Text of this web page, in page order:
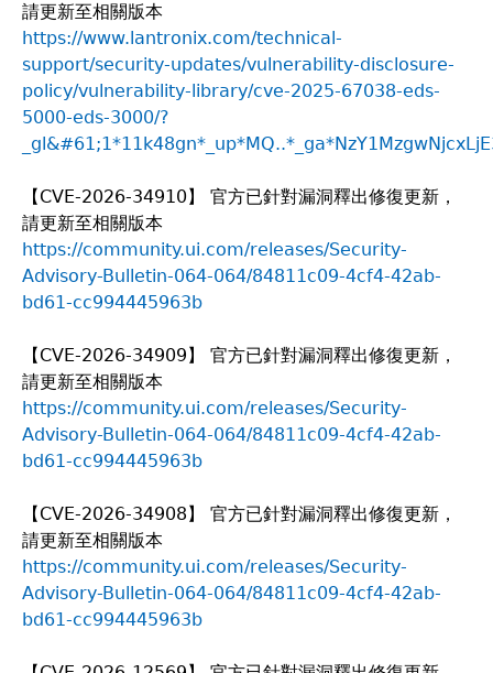
請更新至相關版本
https://www.lantronix.com/technical-
support/security-updates/vulnerability-disclosure-
policy/vulnerability-library/cve-2025-67038-eds-
5000-eds-3000/?
【CVE-2026-34910】 官方已針對漏洞釋出修復更新，
請更新至相關版本
https://community.ui.com/releases/Security-
Advisory-Bulletin-064-064/84811c09-4cf4-42ab-
bd61-cc994445963b
【CVE-2026-34909】 官方已針對漏洞釋出修復更新，
請更新至相關版本
https://community.ui.com/releases/Security-
Advisory-Bulletin-064-064/84811c09-4cf4-42ab-
bd61-cc994445963b
【CVE-2026-34908】 官方已針對漏洞釋出修復更新，
請更新至相關版本
https://community.ui.com/releases/Security-
Advisory-Bulletin-064-064/84811c09-4cf4-42ab-
bd61-cc994445963b